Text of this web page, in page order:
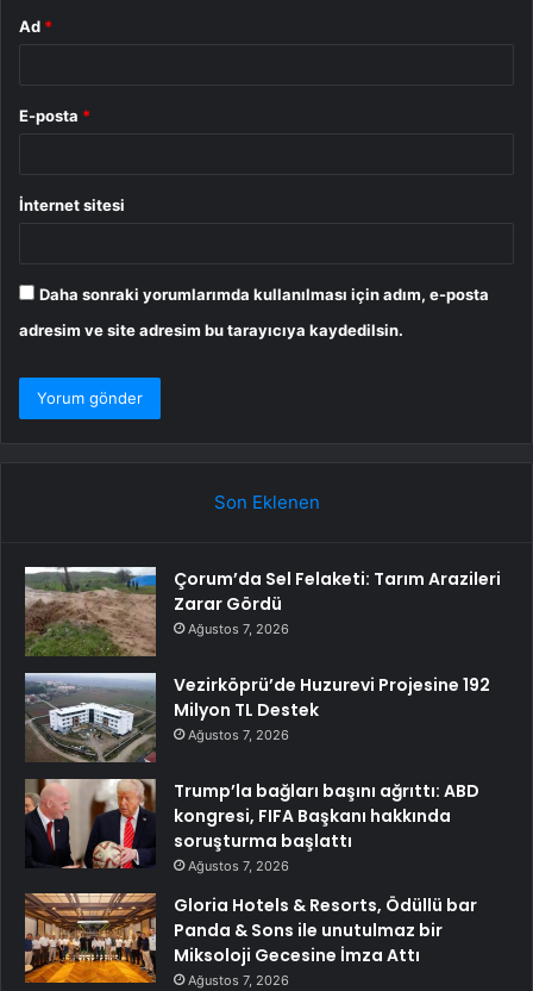
Ad *
E-posta *
İnternet sitesi
Daha sonraki yorumlarımda kullanılması için adım, e-posta
adresim ve site adresim bu tarayıcıya kaydedilsin.
Son Eklenen
Çorum’da Sel Felaketi: Tarım Arazileri
Zarar Gördü
Ağustos 7, 2026
Vezirköprü’de Huzurevi Projesine 192
Milyon TL Destek
Ağustos 7, 2026
Trump’la bağları başını ağrıttı: ABD
kongresi, FIFA Başkanı hakkında
soruşturma başlattı
Ağustos 7, 2026
Gloria Hotels & Resorts, Ödüllü bar
Panda & Sons ile unutulmaz bir
Miksoloji Gecesine İmza Attı
Ağustos 7, 2026